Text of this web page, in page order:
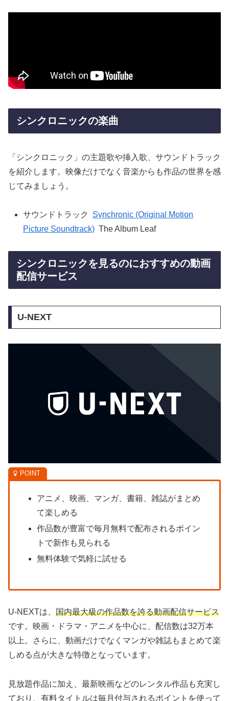
シンクロニックの楽曲
「シンクロニック」の主題歌や挿入歌、サウンドトラック
を紹介します。映像だけでなく音楽からも作品の世界を感
じてみましょう。
サウンドトラック
Synchronic (Original Motion
Picture Soundtrack) The Album Leaf
シンクロニックを見るのにおすすめの動画
配信サービス
U-NEXT
アニメ、映画、マンガ、書籍、雑誌がまとめ
て楽しめる
作品数が豊富で毎月無料で配布されるポイン
トで新作も見られる
無料体験で気軽に試せる
U-NEXTは、 国内最大級の作品数を誇る動画配信サービス
です。映画・ドラマ・アニメを中心に、配信数は32万本
以上。さらに、動画だけでなくマンガや雑誌もまとめて楽
しめる点が大きな特徴となっています。
見放題作品に加え、最新映画などのレンタル作品も充実し
ており、有料タイトルは毎月付与されるポイントを使って